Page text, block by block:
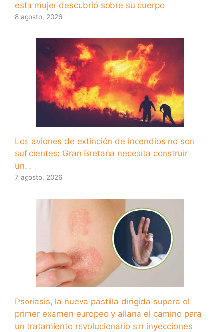
esta mujer descubrió sobre su cuerpo
8 agosto, 2026
Los aviones de extinción de incendios no son
suficientes: Gran Bretaña necesita construir
un…
7 agosto, 2026
Psoriasis, la nueva pastilla dirigida supera el
primer examen europeo y allana el camino para
un tratamiento revolucionario sin inyecciones